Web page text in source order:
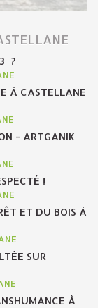
?
À CASTELLANE
- ARTGANIK
!
ET DU BOIS À
SUR
À